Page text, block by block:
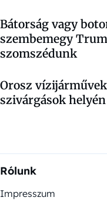
Bátorság vagy
szembemegy
szomszédunk
Orosz
szivárgások
Rólunk
Impresszum